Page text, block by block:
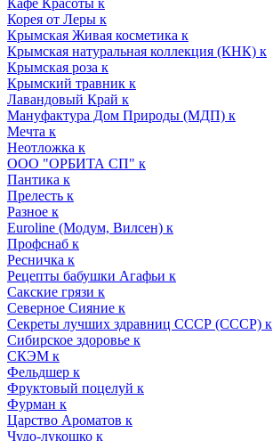
Кафе Красоты к
Корея от Леры к
Крымская Живая косметика к
Крымская натуральная коллекция (КНК) к
Крымская роза к
Крымский травник к
Лавандовый Край к
Мануфактура Дом Природы (МДП) к
Мечта к
Неотложка к
ООО "ОРБИТА СП" к
Пантика к
Прелесть к
Разное к
Euroline (Модум, Вилсен) к
Профснаб к
Ресничка к
Рецепты бабушки Агафьи к
Сакские грязи к
Северное Сияние к
Секреты лучших здравниц СССР (СССР) к
Сибирское здоровье к
СКЭМ к
Фельдшер к
Фруктовый поцелуй к
Фурман к
Царство Ароматов к
Чудо-лукошко к